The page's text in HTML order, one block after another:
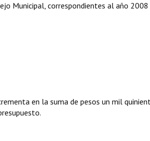
Municipal, correspondientes al año 2008
en la suma de pesos un mil